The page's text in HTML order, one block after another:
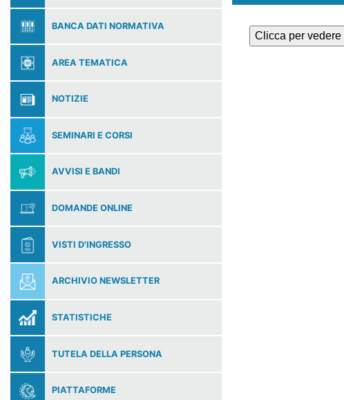
BANCA DATI NORMATIVA
AREA TEMATICA
NOTIZIE
SEMINARI E CORSI
AVVISI E BANDI
DOMANDE ONLINE
VISTI D'INGRESSO
ARCHIVIO NEWSLETTER
STATISTICHE
TUTELA DELLA PERSONA
PIATTAFORME
Clicca per vedere